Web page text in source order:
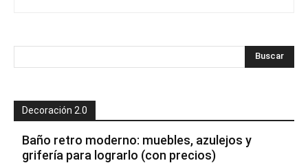
Decoración 2.0
Baño retro moderno: muebles, azulejos y
grifería para lograrlo (con precios)